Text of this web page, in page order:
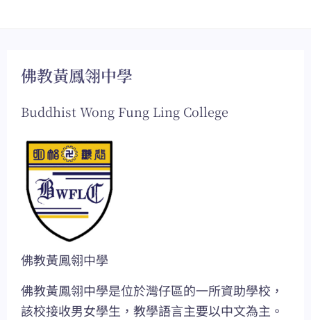
佛教黃鳳翎中學
Buddhist Wong Fung Ling College
佛教黃鳳翎中學
佛教黃鳳翎中學是位於灣仔區的一所資助學校，
該校接收男女學生，教學語言主要以中文為主。